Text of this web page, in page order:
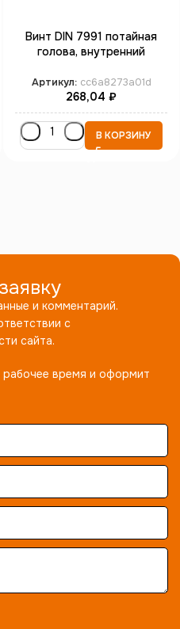
Винт DIN 7991 потайная
голова, внутренний
кл.пр. 10.9 бп
Артикул: cc6a8273a01d
268,04 ₽
В КОРЗИНУ
и комментарий.
с
сайта.
время и оформит